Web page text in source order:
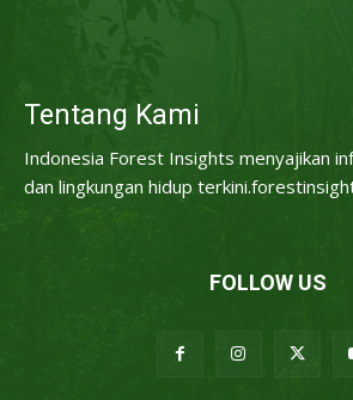
Tentang Kami
Indonesia Forest Insights menyajikan
dan lingkungan hidup
FOLLOW US